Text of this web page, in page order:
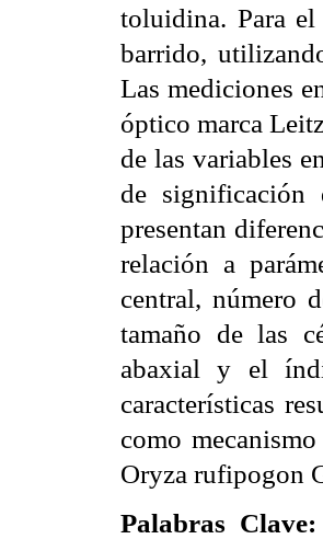
toluidina. Para
barrido,
Las mediciones
óptico marca
de las variables
de significación
presentan
relación a
central, número
tamaño de las
abaxial y el
características
como
Oryza rufipogon
Palabras Clave: